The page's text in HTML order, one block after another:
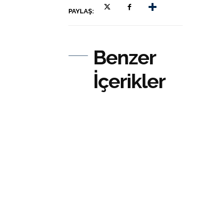
PAYLAŞ:
Benzer
İçerikler